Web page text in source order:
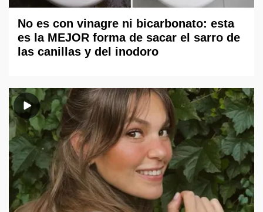
No es con vinagre ni bicarbonato: esta
es la MEJOR forma de sacar el sarro de
las canillas y del inodoro